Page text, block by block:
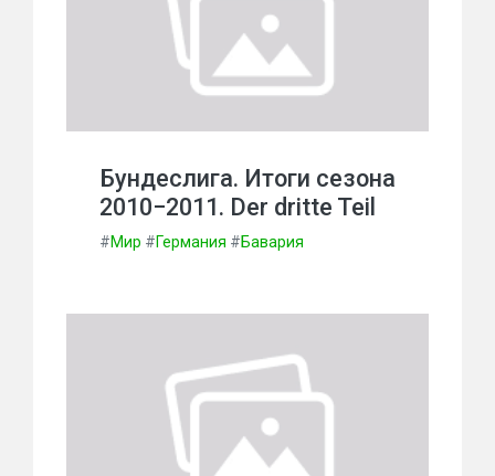
Бундеслига. Итоги сезона
2010−2011. Der dritte Teil
#Мир #Германия #Бавария